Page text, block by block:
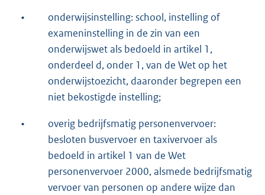
•
onderwijsinstelling: school, instelling of
exameninstelling in de zin van een
onderwijswet als bedoeld in artikel 1,
onderdeel d, onder 1, van de Wet op het
onderwijstoezicht, daaronder begrepen een
niet bekostigde instelling;
•
overig bedrijfsmatig personenvervoer:
besloten busvervoer en taxivervoer als
bedoeld in artikel 1 van de Wet
personenvervoer 2000, alsmede bedrijfsmatig
vervoer van personen op andere wijze dan